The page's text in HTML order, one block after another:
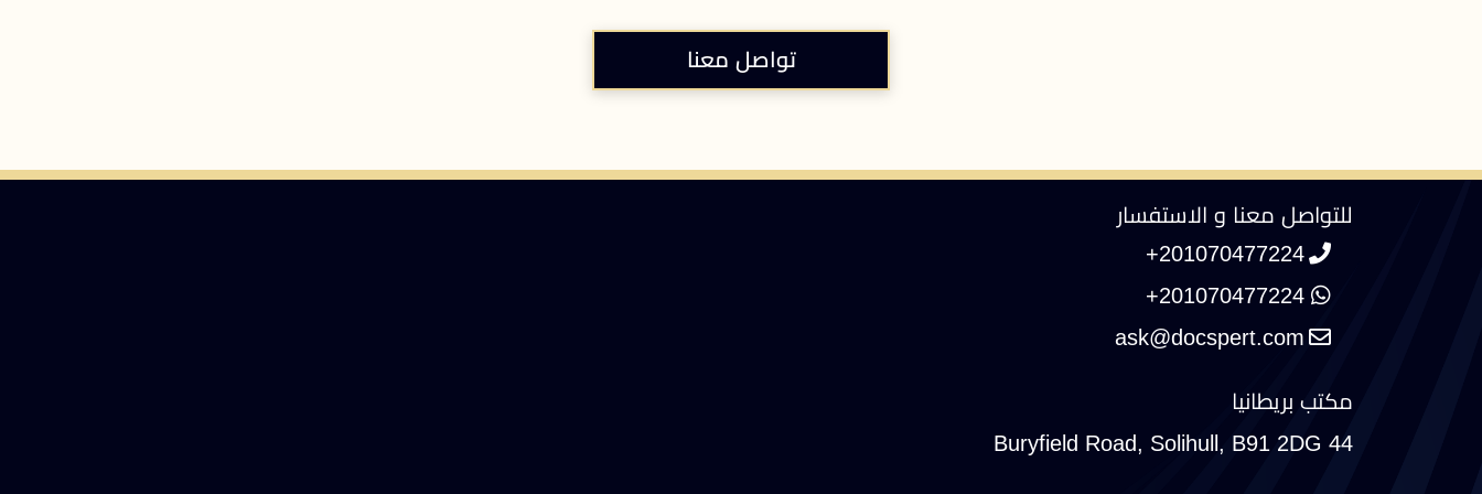
تواصل معنا
للتواصل معنا و الاستفسار
+201070477224
+201070477224
مكتب بريطانيا
44 Buryfield Road, Solihull, B91 2DG